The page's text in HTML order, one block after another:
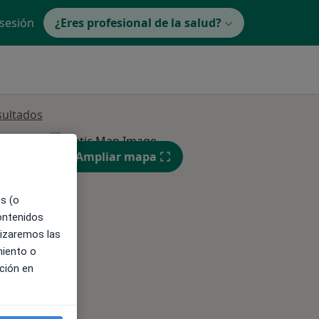
¿Eres profesional de la salud?
Ampliar mapa
(o
las
o
en